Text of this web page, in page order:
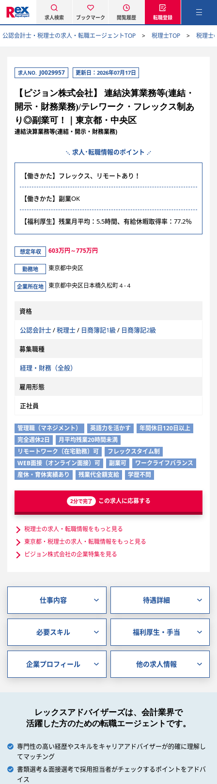
求人検索 ブックマーク 閲覧履歴 転職登録
公認会計士・税理士の求人・転職エージェントTOP 税理士TOP 税理士
求人NO. J0029957 更新日：2026年07月17日
【ピジョン株式会社】 連結決算業務等(連結・
開示・財務業務)/テレワーク・フレックス制あ
り◎副業可！｜東京都・中央区
連結決算業務等(連結・開示・財務業務)
求人･転職情報のポイント
【働きかた】フレックス、リモートあり！
【働きかた】副業OK
【福利厚生】残業月平均：5.5時間、有給休暇取得率：77.2％
想定年収 603万円～775万円
勤務地 東京都中央区
企業所在地 東京都中央区日本橋久松町４-４
資格
公認会計士/税理士/ 日商簿記1級 / 日商簿記2級
募集職種
経理・財務（全般）
雇用形態
正社員
管理職（マネジメント） 英語力を活かす
年間休日120日以上
完全週休2日
月平均残業20時間未満
リモートワーク（在宅勤務）可
フレックスタイム制
WEB面接（オンライン面接）可
副業可
ワークライフバランス
産休・育休実績あり
残業代全額支給 学歴不問
2分で完了 この求人に応募する
税理士の求人・転職情報をもっと見る
東京都・税理士の求人・転職情報をもっと見る
ピジョン株式会社の企業特集を見る
仕事内容 待遇詳細
必要スキル 福利厚生・手当
企業プロフィール 他の求人情報
レックスアドバイザーズは、会計業界で
活躍した方のための転職エージェントです。
専門性の高い経歴やスキルをキャリアアドバイザーが的確に理解し
てマッチング
書類選考＆面接選考で採用担当者がチェックするポイントをアドバ
イス